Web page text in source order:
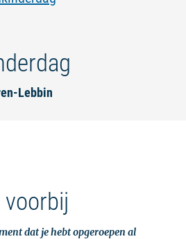
Lebbin
voorbij
dat je hebt opgeroepen al